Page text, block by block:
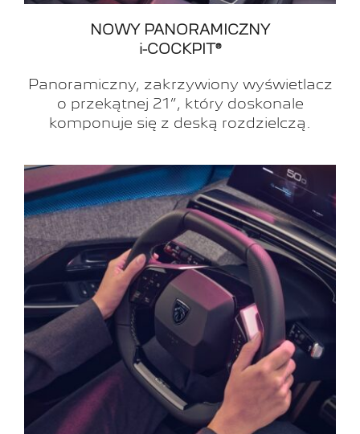
NOWY PANORAMICZNY
i-COCKPIT®
Panoramiczny, zakrzywiony wyświetlacz
o przekątnej 21”, który doskonale
komponuje się z deską rozdzielczą.